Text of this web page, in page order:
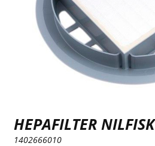
HEPAFILTER NILFISK
1402666010